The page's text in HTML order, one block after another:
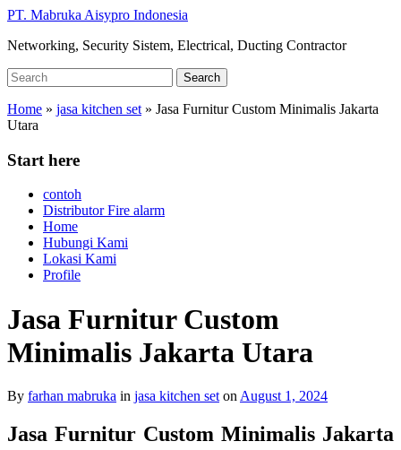
Skip
main
PT. Mabruka Aisypro Indonesia
Networking, Security Sistem, Electrical, Ducting Contractor
Search
for:
Search
Home » jasa kitchen set » Jasa Furnitur Custom Minimalis Jakarta
Utara
Start here
contoh
Distributor Fire alarm
Home
Hubungi Kami
Lokasi Kami
Profile
Jasa Furnitur Custom
Minimalis Jakarta Utara
By farhan mabruka in jasa kitchen set on August 1, 2024
Jasa Furnitur Custom Minimalis Jakarta